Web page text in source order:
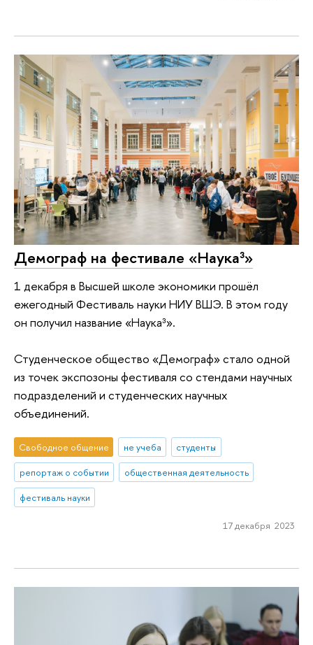
Демограф на фестивале «Наука³»
1 декабря в Высшей школе экономики прошёл
ежегодный Фестиваль науки НИУ ВШЭ. В этом году
он получил название «Наука³».
Студенческое общество «Демограф» стало одной
из точек экспозоны фестиваля со стендами научных
подразделений и студенческих научных
объединений.
Свободное общение не учеба
студенты
репортаж о событии
общественная деятельность
фестиваль науки
17 декабря 2023